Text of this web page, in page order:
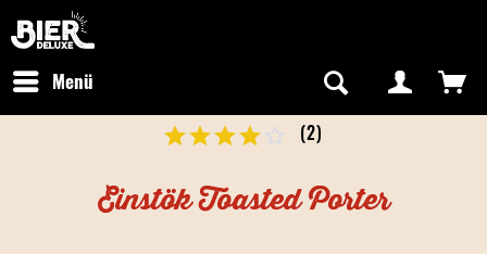
Kostenfreier Versand in Deutschland
Menü
(2)
Einstök Toasted Porter